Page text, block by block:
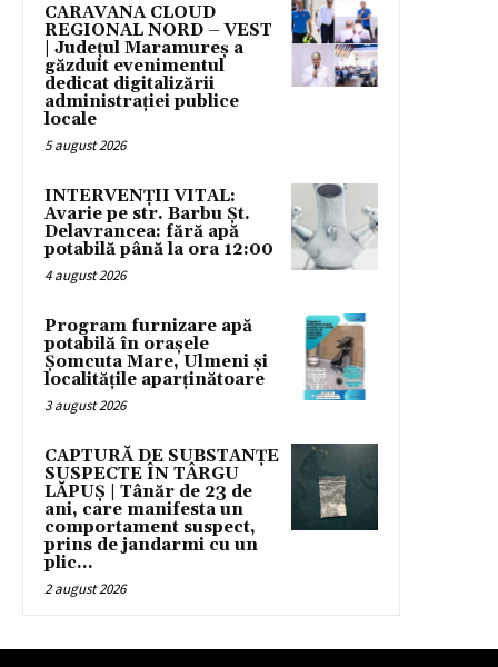
CARAVANA CLOUD
REGIONAL NORD – VEST
| Județul Maramureș a
găzduit evenimentul
dedicat digitalizării
administrației publice
locale
5 august 2026
INTERVENȚII VITAL:
Avarie pe str. Barbu Șt.
Delavrancea: fără apă
potabilă până la ora 12:00
4 august 2026
Program furnizare apă
potabilă în orașele
Șomcuta Mare, Ulmeni și
localitățile aparținătoare
3 august 2026
CAPTURĂ DE SUBSTANȚE
SUSPECTE ÎN TÂRGU
LĂPUȘ | Tânăr de 23 de
ani, care manifesta un
comportament suspect,
prins de jandarmi cu un
plic...
2 august 2026